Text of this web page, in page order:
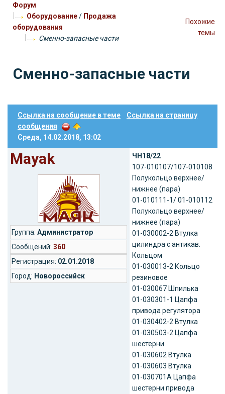
Форум
Оборудование/ Продажа
оборудования
Сменно-запасные части
Похожие
темы
Сменно-запасные части
Ссылка на сообщение в теме
Ссылка на страницу
сообщения
Среда, 14.02.2018, 13:02
Mayak
Группа: Администратор
Cообщений: 360
Регистрация: 02.01.2018
Город: Новороссийск
ЧН18/22
107-010107/107-010108
Полукольцо верхнее/
нижнее (пара)
01-010111-1/ 01-010112
Полукольцо верхнее/
нижнее (пара)
01-030002-2 Втулка
цилиндра с антикав.
Кольцом
01-030013-2 Кольцо
резиновое
01-030067 Шпилька
01-030301-1 Цапфа
привода регулятора
01-030402-2 Втулка
01-030503-2 Цапфа
шестерни
01-030602 Втулка
01-030603 Втулка
01-030701А Цапфа
шестерни привода